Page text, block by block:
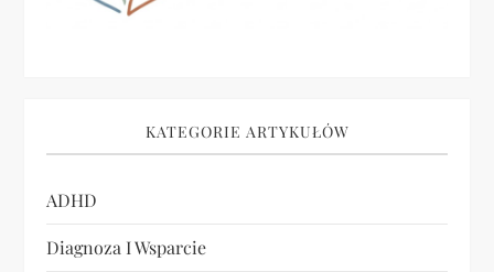
i
s
u
KATEGORIE ARTYKUŁÓW
ADHD
Diagnoza I Wsparcie